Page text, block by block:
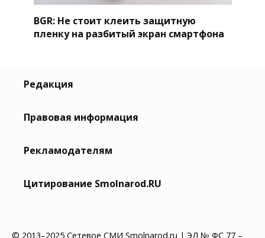
BGR: Не стоит клеить защитную
пленку на разбитый экран смартфона
Редакция
Правовая информация
Рекламодателям
Цитирование Smolnarod.RU
© 2013–2025 Сетевое СМИ Smolnarod.ru | ЭЛ № ФС 77 –